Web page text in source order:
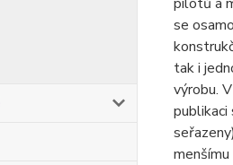
se
tak i
výrobu.